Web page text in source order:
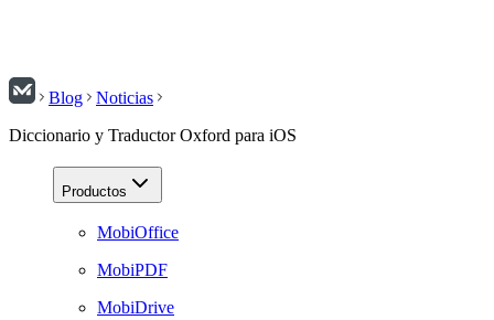
Blog
Noticias
Diccionario y Traductor Oxford para iOS
Productos
MobiOffice
MobiPDF
MobiDrive